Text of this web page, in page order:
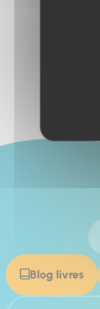
Blog livres